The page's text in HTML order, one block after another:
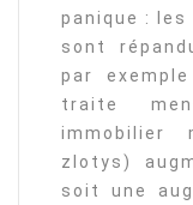
panique :
sont
par
traite
immobilier
zlotys)
soit une